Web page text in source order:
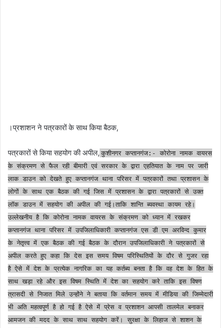
।प्रशाशन ने पत्रकारों के साथ किया बैठक,
पत्रकारों से किया सहयोग की अपील, कुशीनगर कप्तानगंज:- कोरोना नामक वायरस
के संक्रमण से फैल रही बीमारी एवं सरकार के द्वारा एहतियात के नाम पर जारी
लाक डाउन को देखते हुए कप्तानगंज थाना परिसर में पत्रकारों तथा प्रशासन के
लोगों के साथ एक बैठक की गई जिस में प्रशासन के द्वारा पत्रकारों से उक्त
लॉक डाउन में सहयोग की अपील की गई।ताकि शान्ति ब्यवस्था कायम रहे।
उल्लेखनीय है कि कोरोना नामक वायरस के संक्रमण को ध्यान में रखकर
कप्तानगंज थाना परिसर में उपजिलाधिकारी कप्तानगंज एस डी एम अरविन्द कुमार
के नेतृत्त्व में एक बैठक की गई बैठक के दौरान उपजिलाधिकारी ने पत्रकारों से
अपील करते हुए कहा कि देस इस समय विषम परिस्थितियों के दौर से गुजर रहा
है ऐसे में देश के प्रत्येक नागरिक का यह कर्तब्य बनता है कि वह देश के हित के
साथ खड़ा रहे और इस विषम स्थिति में देश का सहयोग करे ताकि इस विषण
त्रासदी से निजात मिले उन्होंने ने बताया कि वर्तमान समय में मीडिया की जिम्मेदारी
भी अति महत्वपूर्ण है हो गई है ऐसे में प्रेस व प्रशाशन आपसी तालमेल बनाकर
आमजन की मदद के साथ साथ सहयोग करें। सुरक्षा के लिहाज से शाशन के